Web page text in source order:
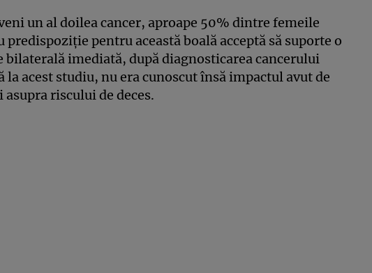
un al doilea cancer, aproape 50% dintre femeile
predispoziţie pentru această boală acceptă să suporte o
bilaterală imediată, după diagnosticarea cancerului
la acest studiu, nu era cunoscut însă impactul avut de
asupra riscului de deces.